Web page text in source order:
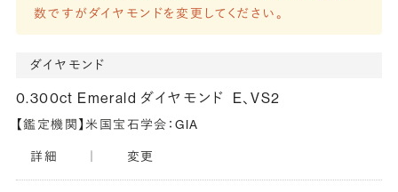
数ですがダイヤモンドを変更してください。
ダイヤモンド
0.300ct Emerald ダイヤモンド E、VS2
【鑑定機関】米国宝石学会：GIA
詳細 変更